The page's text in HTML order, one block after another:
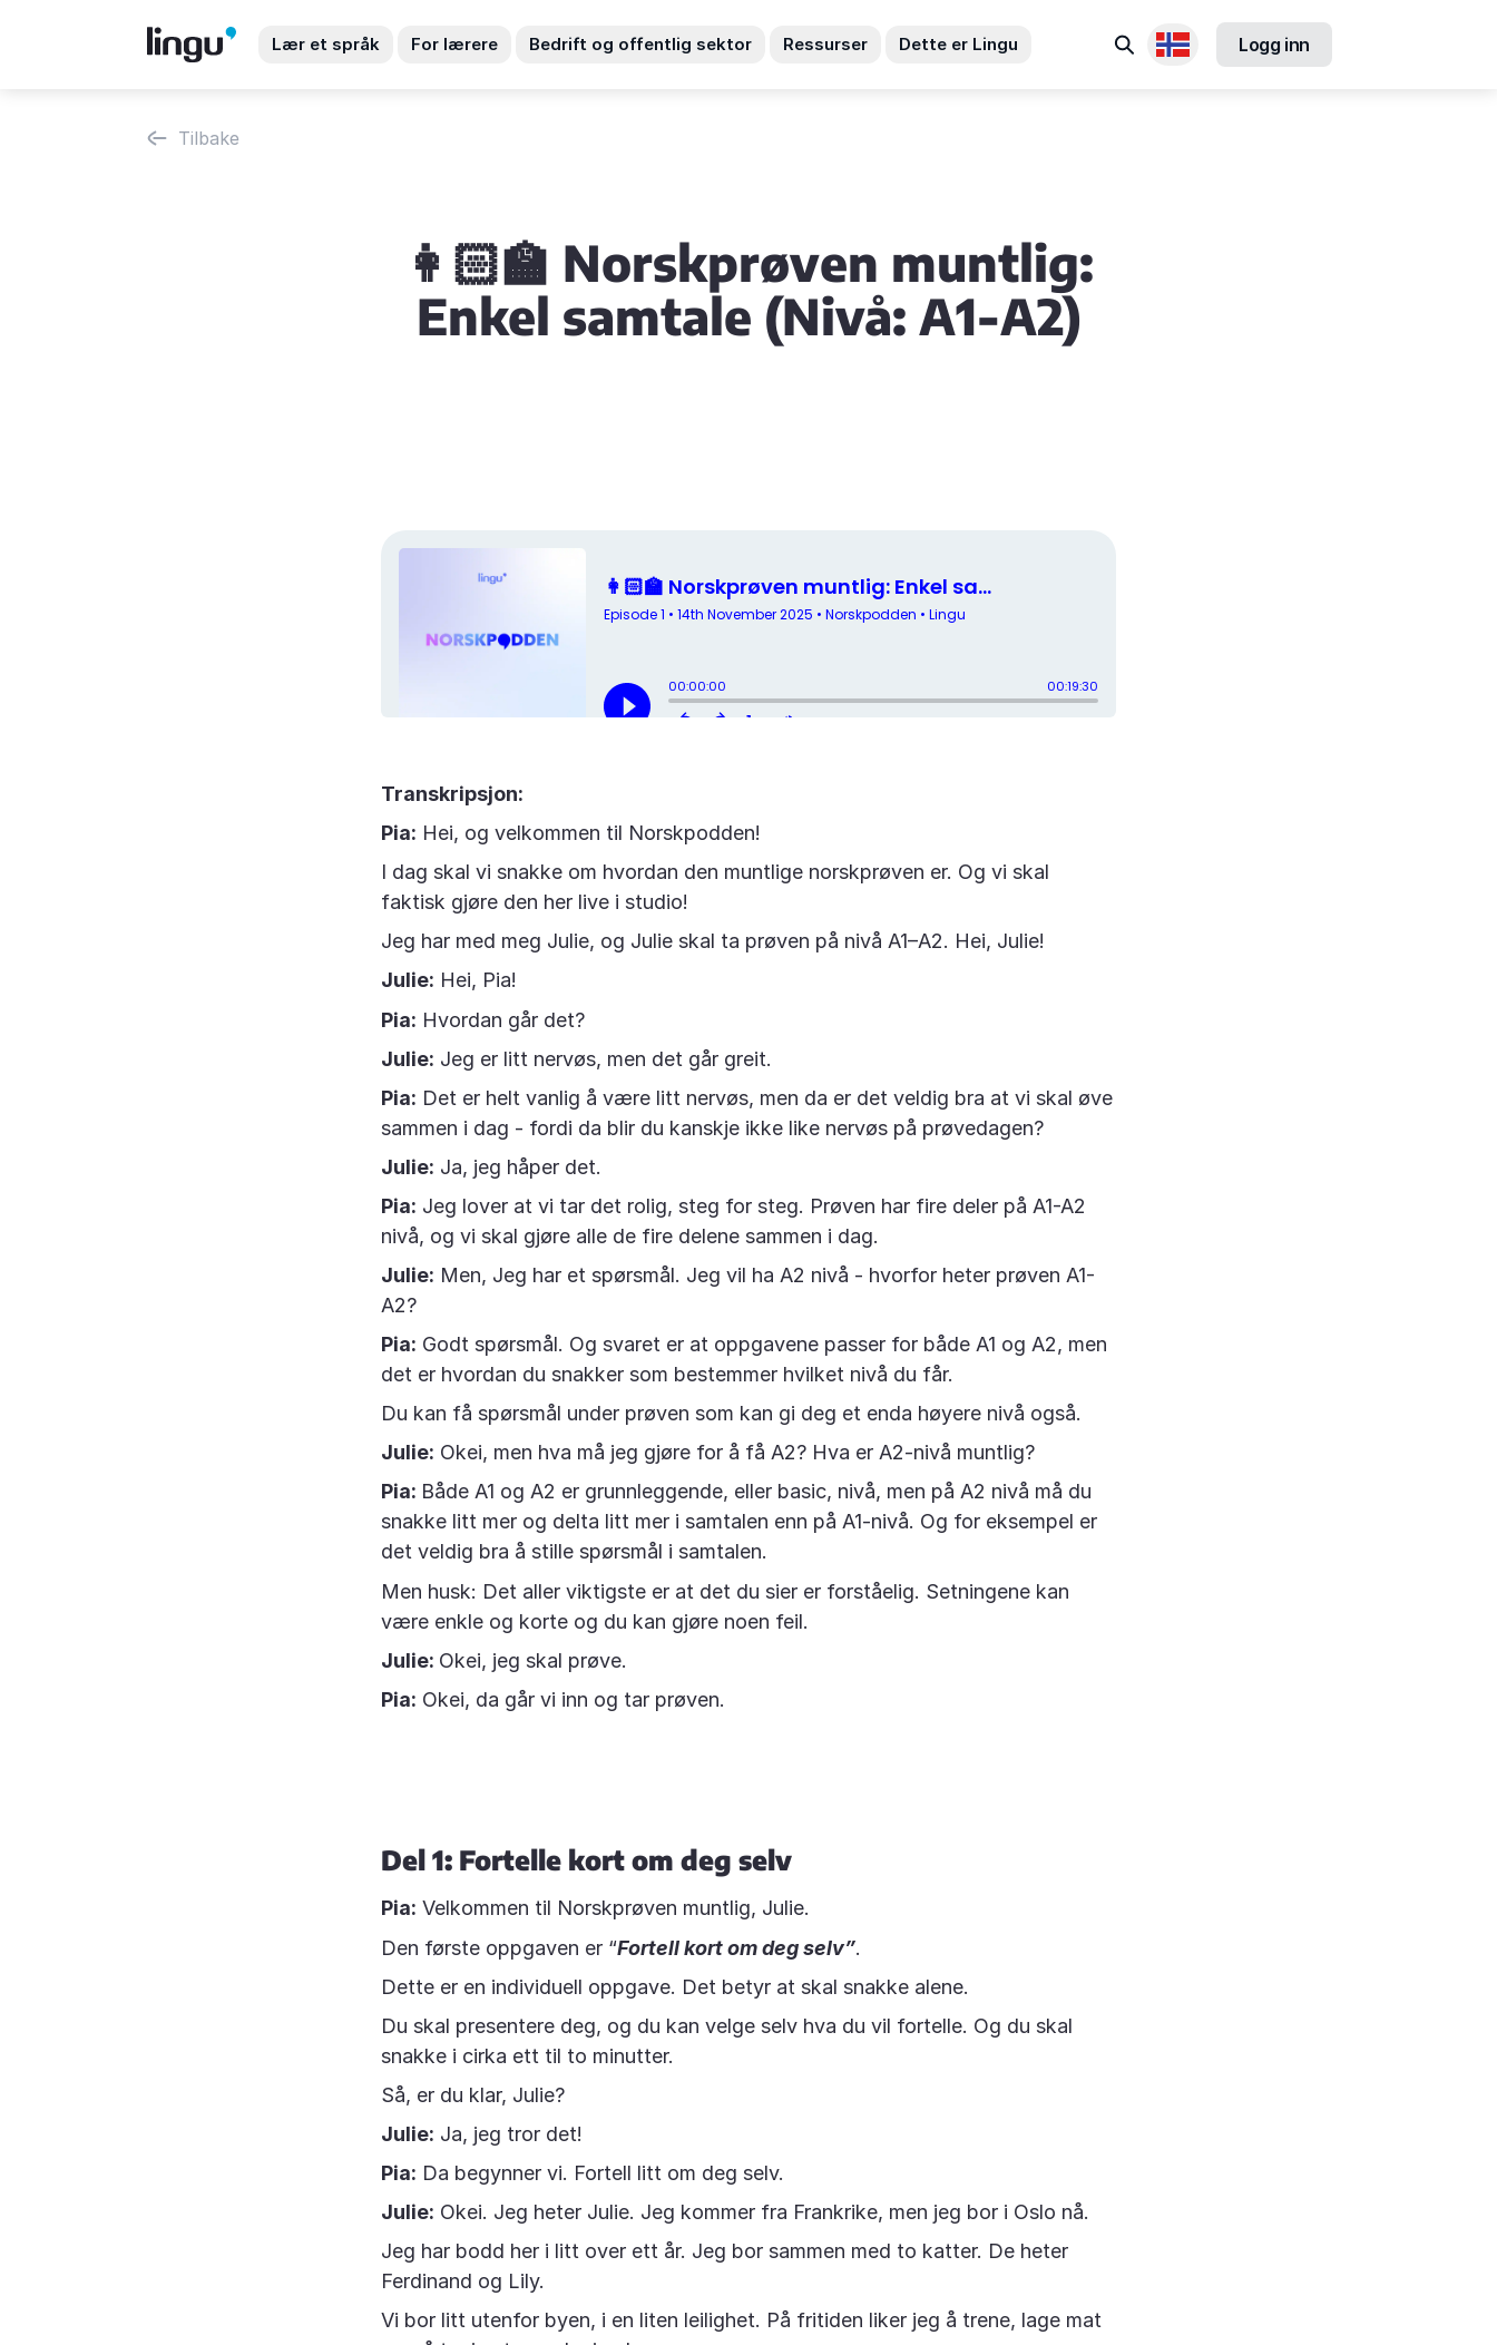
Lær et språk For lærere Bedrift og offentlig sektor Ressurser Dette er Lingu Søk
Tilgjengelige språk
Logg inn
Tilbake
👩🏻‍🏫 Norskprøven muntlig:
Enkel samtale (Nivå: A1-A2)
Transkripsjon:
Pia: Hei, og velkommen til Norskpodden!
I dag skal vi snakke om hvordan den muntlige norskprøven er. Og vi skal
faktisk gjøre den her live i studio!
Jeg har med meg Julie, og Julie skal ta prøven på nivå A1–A2. Hei, Julie!
Julie: Hei, Pia!
Pia: Hvordan går det?
Julie: Jeg er litt nervøs, men det går greit.
Pia: Det er helt vanlig å være litt nervøs, men da er det veldig bra at vi skal øve
sammen i dag - fordi da blir du kanskje ikke like nervøs på prøvedagen?
Julie: Ja, jeg håper det.
Pia: Jeg lover at vi tar det rolig, steg for steg. Prøven har fire deler på A1-A2
nivå, og vi skal gjøre alle de fire delene sammen i dag.
Julie: Men, Jeg har et spørsmål. Jeg vil ha A2 nivå - hvorfor heter prøven A1-
A2?
Pia: Godt spørsmål. Og svaret er at oppgavene passer for både A1 og A2, men
det er hvordan du snakker som bestemmer hvilket nivå du får.
Du kan få spørsmål under prøven som kan gi deg et enda høyere nivå også.
Julie: Okei, men hva må jeg gjøre for å få A2? Hva er A2-nivå muntlig?
Pia: Både A1 og A2 er grunnleggende, eller basic, nivå, men på A2 nivå må du
snakke litt mer og delta litt mer i samtalen enn på A1-nivå. Og for eksempel er
det veldig bra å stille spørsmål i samtalen.
Men husk: Det aller viktigste er at det du sier er forståelig. Setningene kan
være enkle og korte og du kan gjøre noen feil.
Julie: Okei, jeg skal prøve.
Pia: Okei, da går vi inn og tar prøven.
Del 1: Fortelle kort om deg selv
Pia: Velkommen til Norskprøven muntlig, Julie.
Den første oppgaven er “Fortell kort om deg selv”.
Dette er en individuell oppgave. Det betyr at skal snakke alene.
Du skal presentere deg, og du kan velge selv hva du vil fortelle. Og du skal
snakke i cirka ett til to minutter.
Så, er du klar, Julie?
Julie: Ja, jeg tror det!
Pia: Da begynner vi. Fortell litt om deg selv.
Julie: Okei. Jeg heter Julie. Jeg kommer fra Frankrike, men jeg bor i Oslo nå.
Jeg har bodd her i litt over ett år. Jeg bor sammen med to katter. De heter
Ferdinand og Lily.
Vi bor litt utenfor byen, i en liten leilighet. På fritiden liker jeg å trene, lage mat